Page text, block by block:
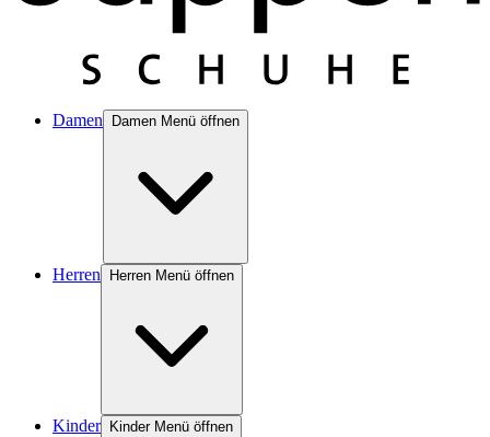
Damen Damen Menü öffnen
Herren Herren Menü öffnen
Kinder Kinder Menü öffnen